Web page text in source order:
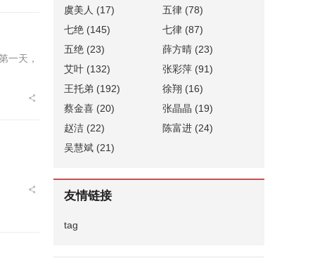
一天，
虞美人 (17) 五律 (78)
七绝 (145) 七律 (87)
五绝 (23) 薛方晴 (23)
艾叶 (132) 张彩萍 (91)
王托弟 (192) 徐翔 (16)
蔡金喜 (20) 张晶晶 (19)
赵洁 (22) 陈富进 (24)
吴慧斌 (21)
友情链接
tag